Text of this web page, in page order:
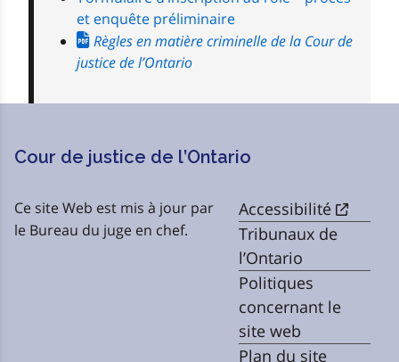
et enquête préliminaire
Règles en matière criminelle de la Cour de
justice de l’Ontario
Cour de justice de l’Ontario
Ce site Web est mis à jour par
le Bureau du juge en chef.
Accessibilité
Tribunaux de
l’Ontario
Politiques
concernant le
site web
Plan du site